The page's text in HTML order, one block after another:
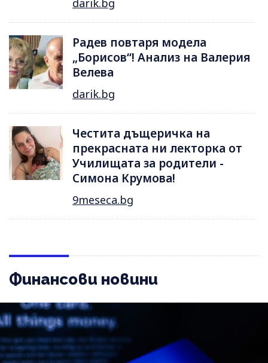
darik.bg
Радев повтаря модела
„Борисов“! Анализ на Валерия
Велева
darik.bg
Честита дъщеричка на
прекрасната ни лекторка от
Училищата за родители -
Симона Крумова!
9meseca.bg
Финансови новини